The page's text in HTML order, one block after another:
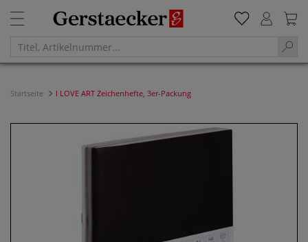
Startseite I LOVE ART Zeichenhefte, 3er-Packung